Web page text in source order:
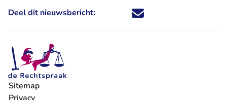
Deel dit nieuwsbericht: Deel dit nieuwsbericht via X -
Deel dit nieuwsbericht via
Deel dit nieuwsbericht
Deel dit
Sitemap